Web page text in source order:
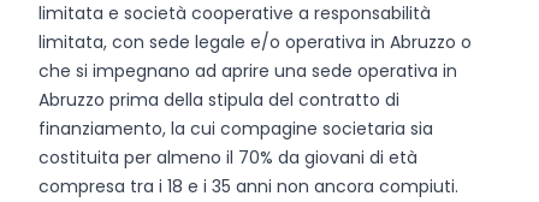
limitata e società cooperative a responsabilità
limitata, con sede legale e/o operativa in Abruzzo o
che si impegnano ad aprire una sede operativa in
Abruzzo prima della stipula del contratto di
finanziamento, la cui compagine societaria sia
costituita per almeno il 70% da giovani di età
compresa tra i 18 e i 35 anni non ancora compiuti.